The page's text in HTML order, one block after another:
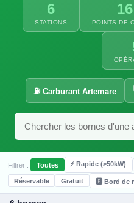
6
STATIONS
16
POINTS DE
⛽ Carburant Artemare
Filtrer : Toutes ⚡ Rapide (>50kW)
Réservable Gratuit 🅿️ Bord de